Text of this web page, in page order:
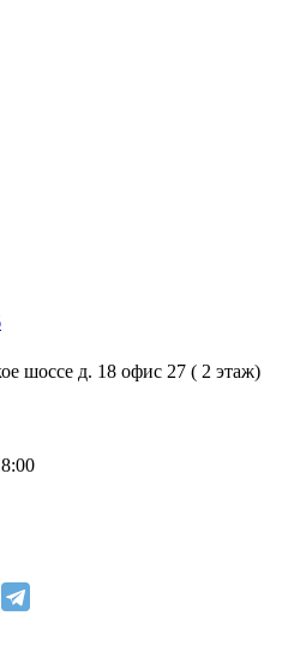
шоссе д. 18 офис 27 ( 2 этаж)